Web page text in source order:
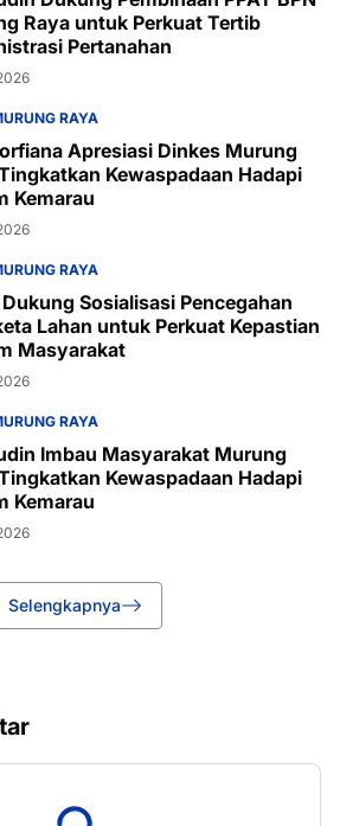
Raya untuk Perkuat Tertib
Pertanahan
RAYA
Apresiasi Dinkes Murung
Kewaspadaan Hadapi
Kemarau
RAYA
Sosialisasi Pencegahan
Lahan untuk Perkuat Kepastian
Masyarakat
RAYA
Imbau Masyarakat Murung
Kewaspadaan Hadapi
Kemarau
Selengkapnya